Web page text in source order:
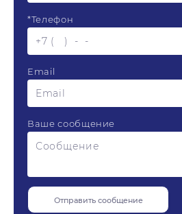
*Телефон
Email
Ваше сообщение